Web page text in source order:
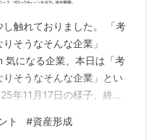
触れておりました。 「考
そうなそんな企業」
になる企業、本日は「考
そうなそんな企業」とい
年11月17日の様子、終
過去の株価を見るのには
ト #資産形成